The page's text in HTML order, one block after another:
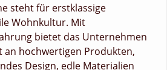
steht für erstklassige
Wohnkultur. Mit
bietet das Unternehmen
an hochwertigen Produkten,
Design, edle Materialien